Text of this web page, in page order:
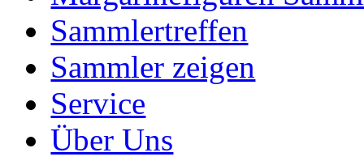
Sammlertreffen
Sammler zeigen
Service
Über Uns